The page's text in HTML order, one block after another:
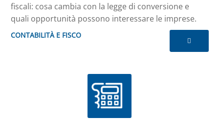
fiscali: cosa cambia con la legge di conversione e
quali opportunità possono interessare le imprese.
CONTABILITÀ E FISCO